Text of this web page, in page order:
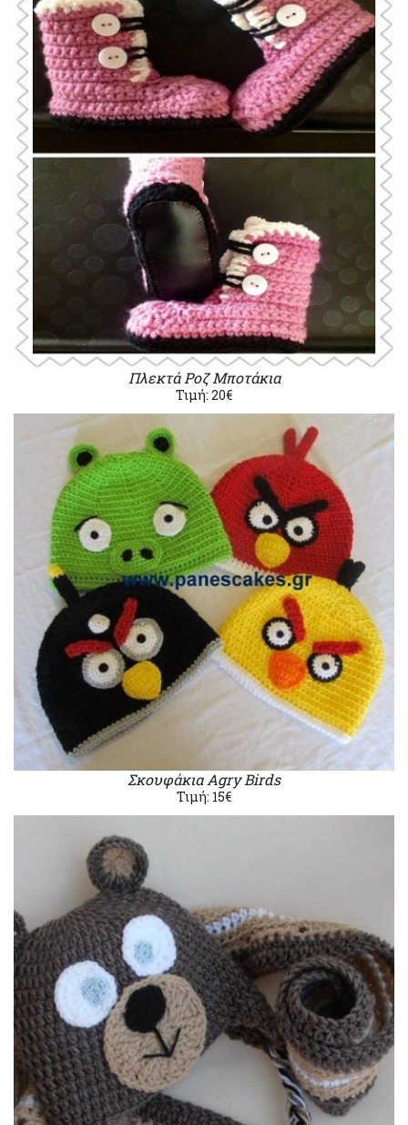
Πλεκτά Ροζ Μποτάκια
Τιμή: 20€
Σκουφάκια Agry Birds
Τιμή: 15€